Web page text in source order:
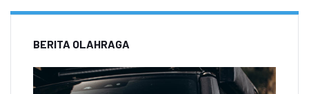
BERITA OLAHRAGA